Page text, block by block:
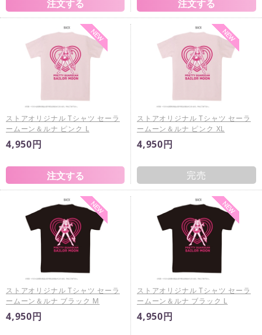
ストアオリジナル Tシャツ セーラ
ームーン＆ルナ ピンク L
4,950円
ストアオリジナル Tシャツ セーラ
ームーン＆ルナ ピンク XL
4,950円
完売
ストアオリジナル Tシャツ セーラ
ームーン＆ルナ ブラック M
4,950円
ストアオリジナル Tシャツ セーラ
ームーン＆ルナ ブラック L
4,950円